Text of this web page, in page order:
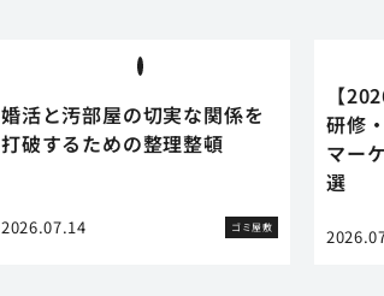
婚活と汚部屋の切実な関係を
打破するための整理整頓
2026.07.14 ゴミ屋敷
【
研修
マー
選